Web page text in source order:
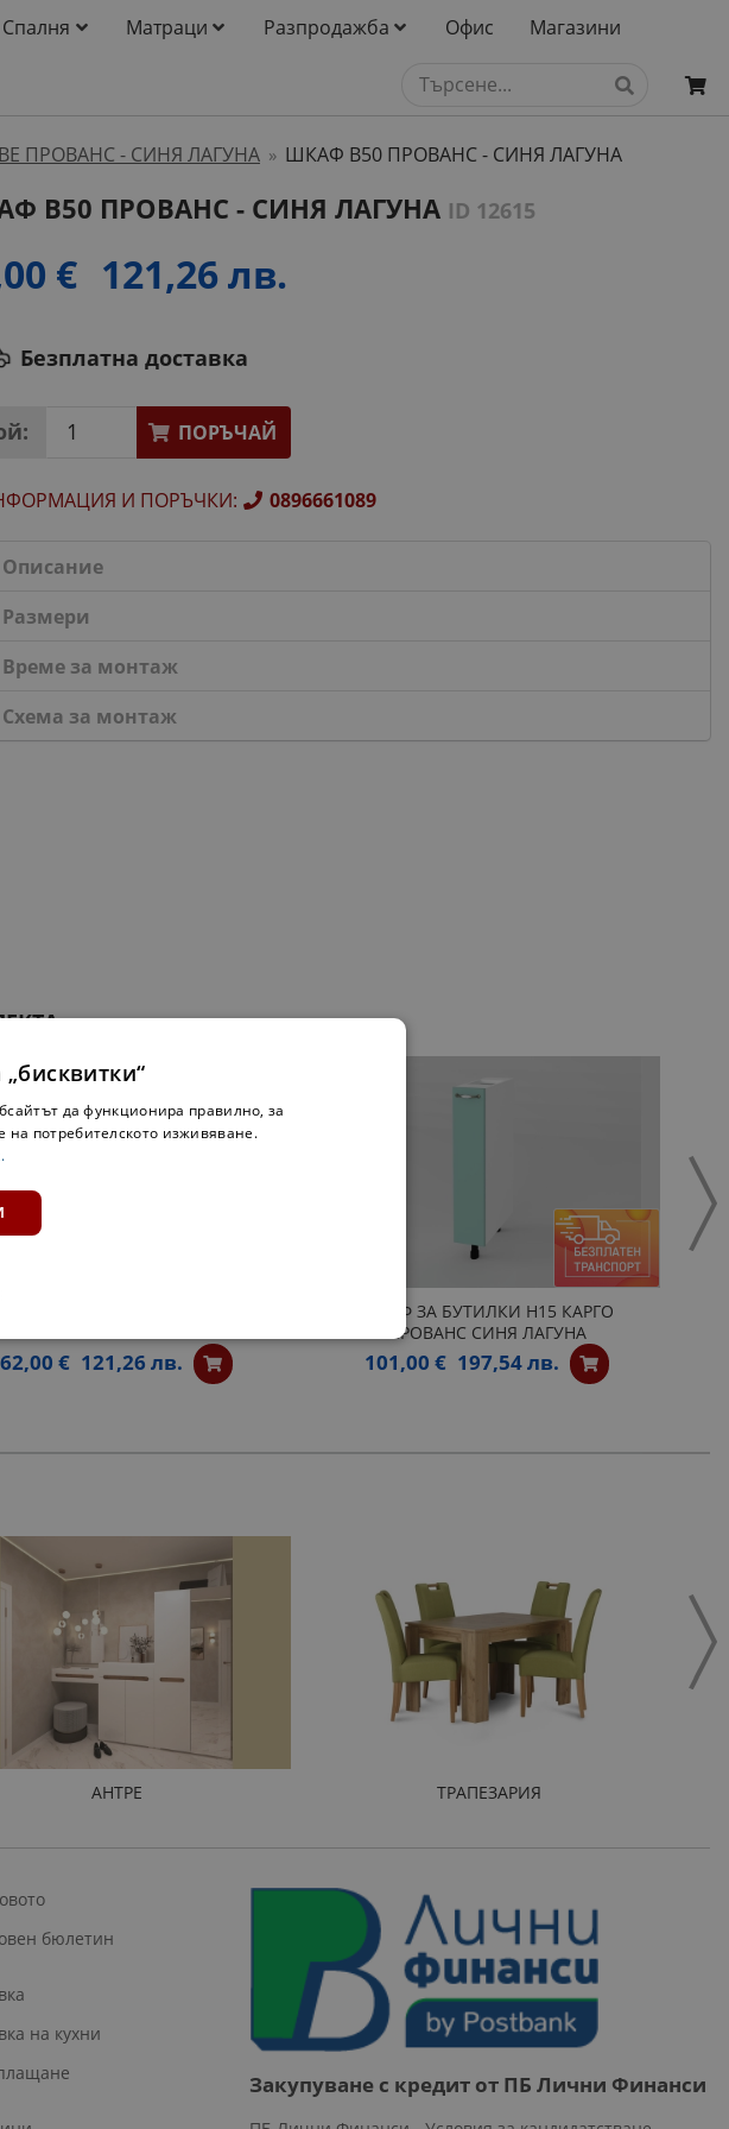
Спалня Матраци Разпродажба Офис Магазини
ПРОВАНС - СИНЯ ЛАГУНА » ШКАФ B50 ПРОВАНС - СИНЯ ЛАГУНА
B50 ПРОВАНС - СИНЯ ЛАГУНА ID 12615
€ 121,26 лв.
Безплатна доставка
ПОРЪЧАЙ
И ПОРЪЧКИ: 0896661089
Описание
Размери
Време за монтаж
Схема за монтаж
62,00 € 121,26 лв.
ШКАФ ЗА БУТИЛКИ H15 КАРГО
ПРОВАНС СИНЯ ЛАГУНА
101,00 € 197,54 лв.
АНТРЕ ТРАПЕЗАРИЯ
бюлетин
на кухни
Закупуване с кредит от ПБ Лични Финанси
да функционира правилно, за
потребителското изживяване.